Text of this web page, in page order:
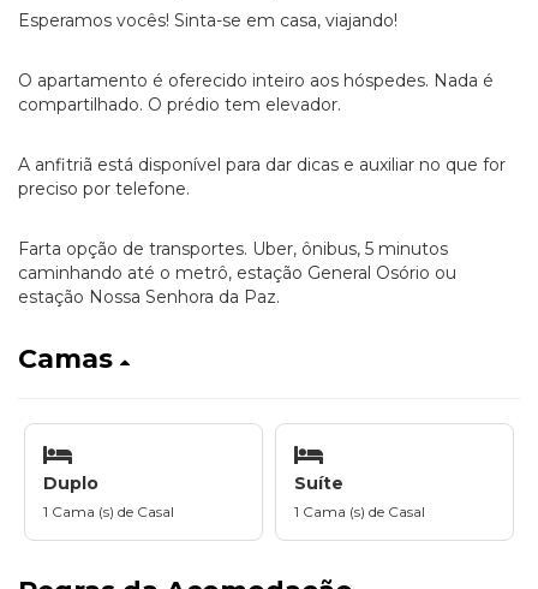
Esperamos vocês! Sinta-se em casa, viajando!
O apartamento é oferecido inteiro aos hóspedes. Nada é
compartilhado. O prédio tem elevador.
A anfitriã está disponível para dar dicas e auxiliar no que for
preciso por telefone.
Farta opção de transportes. Uber, ônibus, 5 minutos
caminhando até o metrô, estação General Osório ou
estação Nossa Senhora da Paz.
Camas
Duplo
1 Cama (s) de Casal
Suíte
1 Cama (s) de Casal